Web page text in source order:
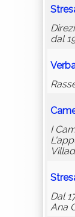
dal
I
Dal
Ana